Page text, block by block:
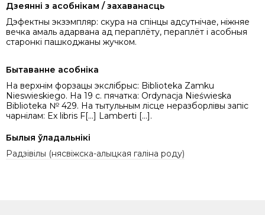
Дзеянні з асобнікам / захаванасць
Дэфектны экзэмпляр: скура на спінцы адсутнічае, ніжняе
вечка амаль адарвана ад пераплёту, пераплёт і асобныя
старонкі пашкоджаны жучком.
Бытаванне асобніка
На верхнім форзацы экслібрыс: Biblioteka Zamku
Nieswieskiego. На 19 с. пячатка: Ordynacja Nieświeska
Biblioteka № 429. На тытульным лісце неразборлівы запіс
чарнілам: Ex libris F[...] Lamberti [...].
Былыя ўладальнікі
Радзівілы (нясвіжска-алыцкая галіна роду)